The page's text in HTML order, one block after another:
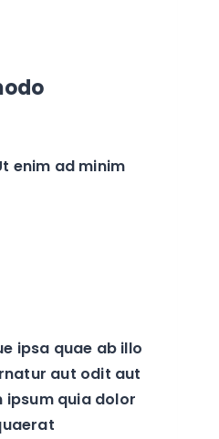
enim ad minim
ipsa quae ab illo
aut odit aut
ipsum quia dolor